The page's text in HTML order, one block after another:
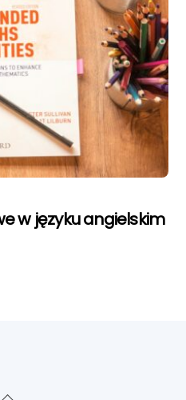
w języku angielskim
Back